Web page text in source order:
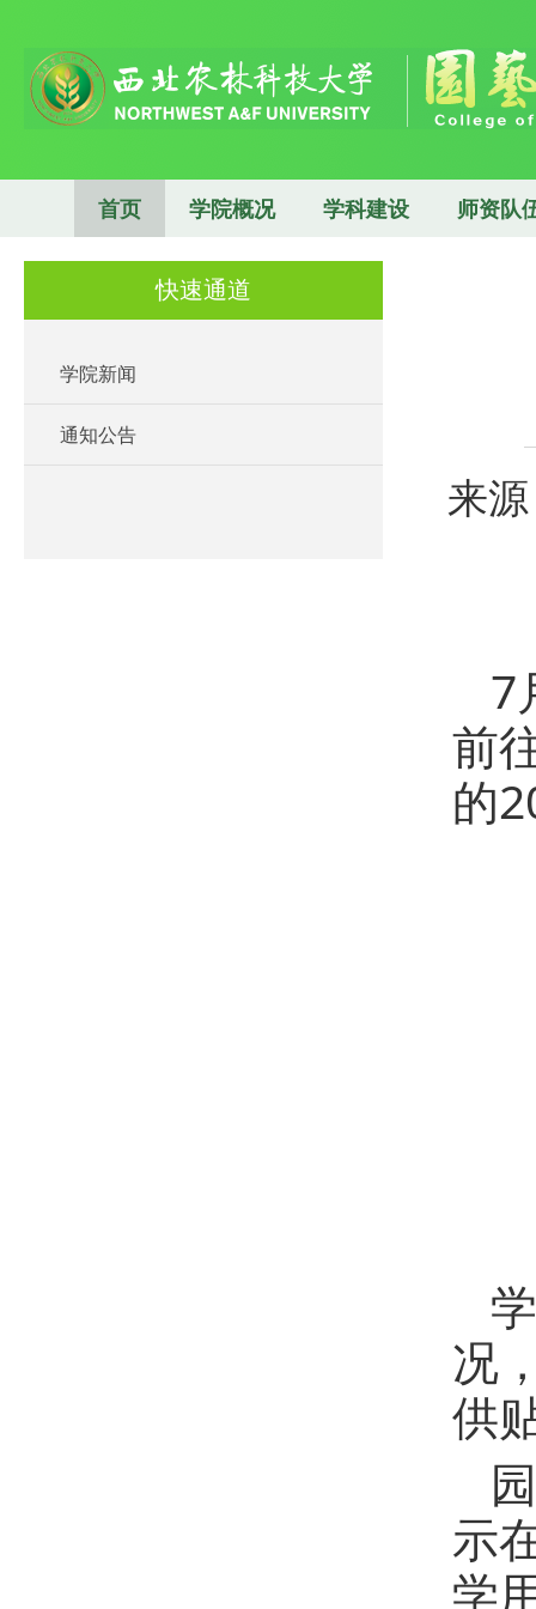
首页 学院概况 学科建设 师资队
快速通道
学院新闻
通知公告
来
7
前
的
况
供
示
学